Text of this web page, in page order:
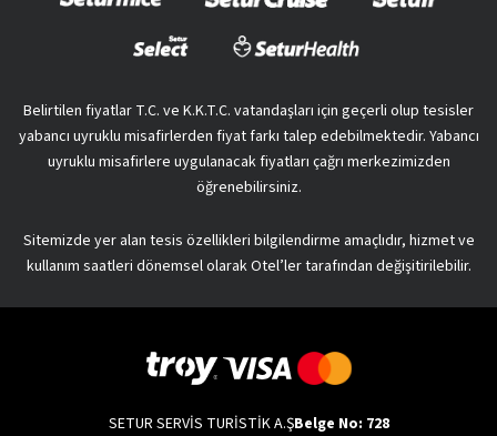
Belirtilen fiyatlar T.C. ve K.K.T.C. vatandaşları için geçerli olup tesisler
yabancı uyruklu misafirlerden fiyat farkı talep edebilmektedir. Yabancı
uyruklu misafirlere uygulanacak fiyatları çağrı merkezimizden
öğrenebilirsiniz.
Sitemizde yer alan tesis özellikleri bilgilendirme amaçlıdır, hizmet ve
kullanım saatleri dönemsel olarak Otel’ler tarafından değişitirilebilir.
SETUR SERVİS TURİSTİK A.ŞBelge No: 728